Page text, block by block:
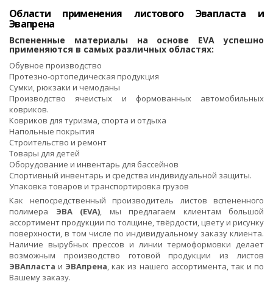
Области применения листового Эвапласта и
Эвапрена
Вспененные материалы на основе EVA успешно
применяются в самых различных областях:
Обувное производство
Протезно-ортопедическая продукция
Сумки, рюкзаки и чемоданы
Производство ячеистых и формованных автомобильных
ковриков.
Ковриков для туризма, спорта и отдыха
Напольные покрытия
Строительство и ремонт
Товары для детей
Оборудование и инвентарь для бассейнов
Спортивный инвентарь и средства индивидуальной защиты.
Упаковка товаров и транспортировка грузов
Как непосредственный производитель листов вспененного
полимера ЭВА (EVA), мы предлагаем клиентам большой
ассортимент продукции по толщине, твёрдости, цвету и рисунку
поверхности, в том числе по индивидуальному заказу клиента.
Наличие вырубных прессов и линии термоформовки делает
возможным производство готовой продукции из листов
ЭВАпласта и ЭВАпрена, как из нашего ассортимента, так и по
Вашему заказу.